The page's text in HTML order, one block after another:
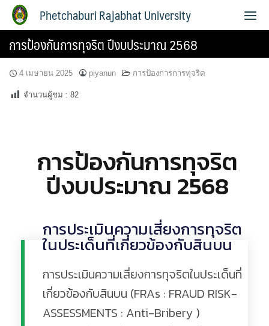
Phetchaburi Rajabhat University
การป้องกันการทุจริต ปีงบประมาณ 2568
4 เมษายน 2025 piyanun การป้องการการทุจริต
จำนวนผู้ชม : 82
การป้องกันการทุจริต
ปีงบประมาณ 2568
การประเมินความเสี่ยงการทุจริต
ในประเด็นที่เกี่ยวข้องกับสินบน
การประเมินความเสี่ยงการทุจริตในประเด็นที่
เกี่ยวข้องกับสินบน (FRAs : FRAUD RISK-
ASSESSMENTS : Anti-Bribery )